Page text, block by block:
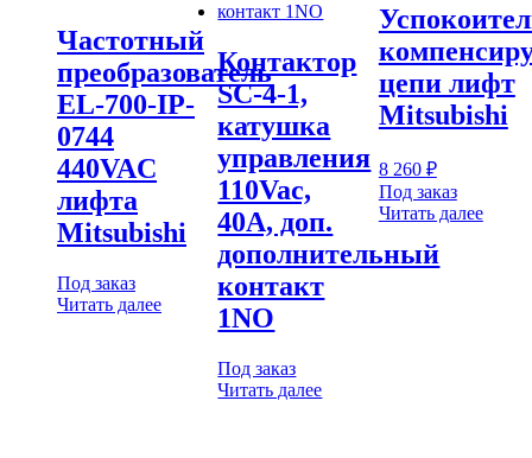
Частотный
преобразователь
EL-700-IP-
0744
440VAC
лифта
Mitsubishi
Под заказ
Читать далее
Контактор
SC-4-1,
катушка
управления
110Vac,
40A, доп.
дополнительный
контакт
1NO
Под заказ
Читать далее
цепи лифт
Mitsubishi
8 260 ₽
Под заказ
Читать далее